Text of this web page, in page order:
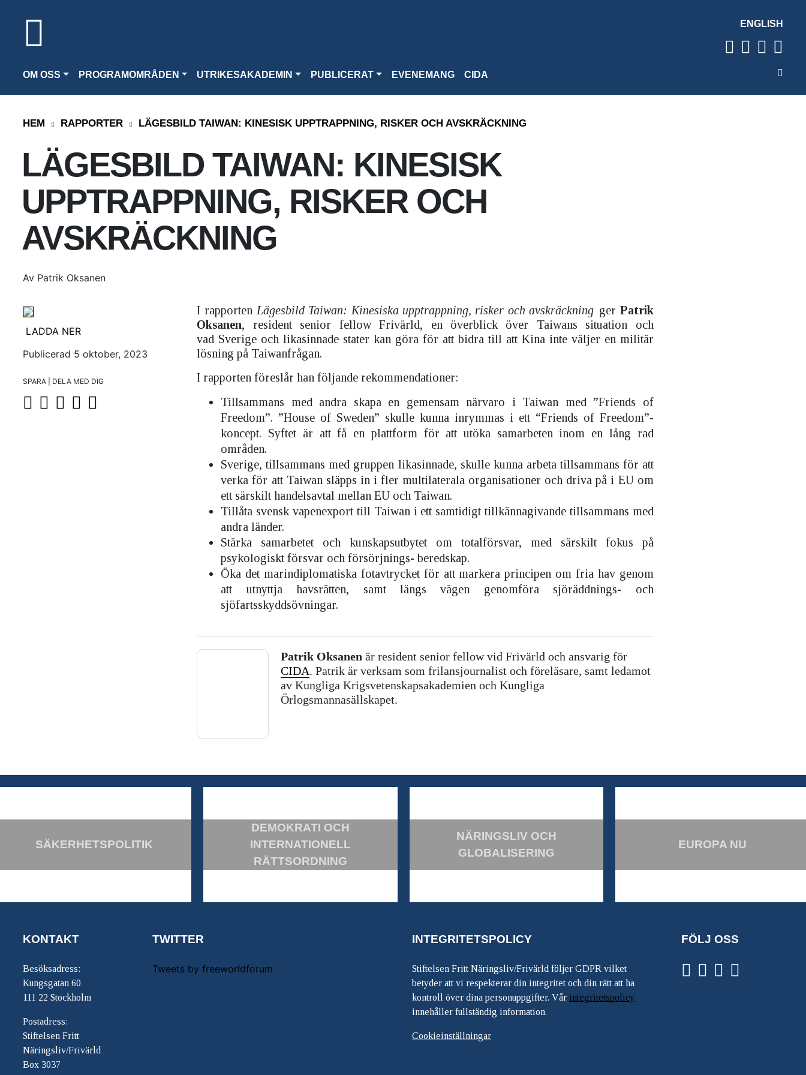
ENGLISH
OM OSS PROGRAMOMRÅDEN UTRIKESAKADEMIN PUBLICERAT EVENEMANG CIDA
HEM RAPPORTER LÄGESBILD TAIWAN: KINESISK UPPTRAPPNING, RISKER OCH AVSKRÄCKNING
LÄGESBILD TAIWAN: KINESISK
UPPTRAPPNING, RISKER OCH
AVSKRÄCKNING
Av Patrik Oksanen
LADDA NER
Publicerad 5 oktober, 2023
SPARA | DELA MED DIG
I rapporten Lägesbild Taiwan: Kinesiska upptrappning, risker och avskräckning ger Patrik
Oksanen, resident senior fellow Frivärld, en överblick över Taiwans situation och
vad Sverige och likasinnade stater kan göra för att bidra till att Kina inte väljer en militär
lösning på Taiwanfrågan.
I rapporten föreslår han följande rekommendationer:
Tillsammans med andra skapa en gemensam närvaro i Taiwan med ”Friends of
Freedom”. ”House of Sweden” skulle kunna inrymmas i ett “Friends of Freedom”-
koncept. Syftet är att få en plattform för att utöka samarbeten inom en lång rad
områden.
Sverige, tillsammans med gruppen likasinnade, skulle kunna arbeta tillsammans för att
verka för att Taiwan släpps in i fler multilaterala organisationer och driva på i EU om
ett särskilt handelsavtal mellan EU och Taiwan.
Tillåta svensk vapenexport till Taiwan i ett samtidigt tillkännagivande tillsammans med
andra länder.
Stärka samarbetet och kunskapsutbytet om totalförsvar, med särskilt fokus på
psykologiskt försvar och försörjnings- beredskap.
Öka det marindiplomatiska fotavtrycket för att markera principen om fria hav genom
att utnyttja havsrätten, samt längs vägen genomföra sjöräddnings- och
sjöfartsskyddsövningar.
Patrik Oksanen är resident senior fellow vid Frivärld och ansvarig för
CIDA. Patrik är verksam som frilansjournalist och föreläsare, samtledamot
av Kungliga Krigsvetenskapsakademien och Kungliga
Örlogsmannasällskapet.
SÄKERHETSPOLITIK
DEMOKRATI OCH
INTERNATIONELL
RÄTTSORDNING
NÄRINGSLIV OCH
GLOBALISERING
EUROPA NU
KONTAKT
Besöksadress:
Kungsgatan 60
111 22 Stockholm
Postadress:
Stiftelsen Fritt
Näringsliv/Frivärld
Box 3037
TWITTER
Tweets by freeworldforum
INTEGRITETSPOLICY
Stiftelsen Fritt Näringsliv/Frivärld följer GDPR vilket
betyder att vi respekterar din integritet och din rätt att ha
kontroll över dina personuppgifter. Vår integritetspolicy
innehåller fullständig information.
Cookieinställningar
FÖLJ OSS